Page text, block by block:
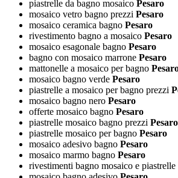
piastrelle da bagno mosaico Pesaro
mosaico vetro bagno prezzi Pesaro
mosaico ceramica bagno Pesaro
rivestimento bagno a mosaico Pesaro
mosaico esagonale bagno Pesaro
bagno con mosaico marrone Pesaro
mattonelle a mosaico per bagno
mosaico bagno verde Pesaro
piastrelle a mosaico per bagno prezzi
mosaico bagno nero Pesaro
offerte mosaico bagno Pesaro
piastrelle mosaico bagno prezzi Pesaro
piastrelle mosaico per bagno Pesaro
mosaico adesivo bagno Pesaro
mosaico marmo bagno Pesaro
rivestimenti bagno mosaico e piastrelle